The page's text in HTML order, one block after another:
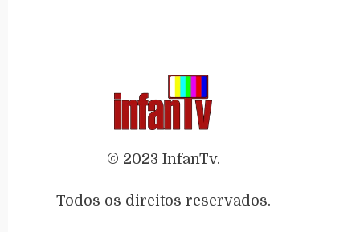
© 2023 InfanTv.
Todos os direitos reservados.